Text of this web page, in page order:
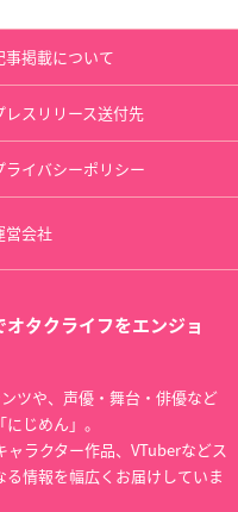
事掲載について
レスリリース送付先
ライバシーポリシー
営会社
タクライフをエンジョ
ツや、声優・舞台・俳優など
じめん」。
ラクター作品、VTuberなどス
情報を幅広くお届けしていま